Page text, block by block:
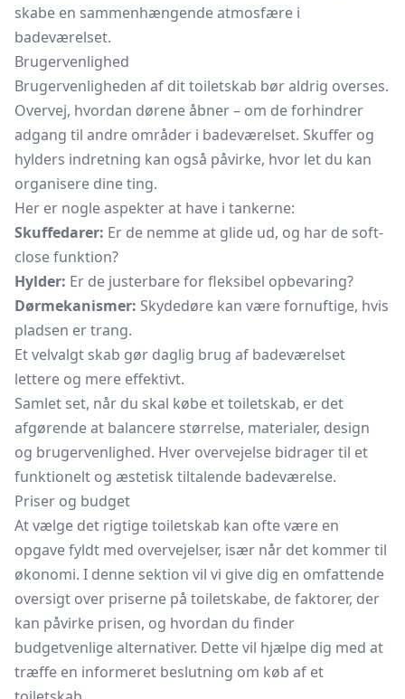
skabe en sammenhængende atmosfære i
badeværelset.
Brugervenlighed
Brugervenligheden af dit toiletskab bør aldrig overses.
Overvej, hvordan dørene åbner – om de forhindrer
adgang til andre områder i badeværelset. Skuffer og
hylders indretning kan også påvirke, hvor let du kan
organisere dine ting.
Her er nogle aspekter at have i tankerne:
Skuffedarer: Er de nemme at glide ud, og har de soft-
close funktion?
Hylder: Er de justerbare for fleksibel opbevaring?
Dørmekanismer: Skydedøre kan være fornuftige, hvis
pladsen er trang.
Et velvalgt skab gør daglig brug af badeværelset
lettere og mere effektivt.
Samlet set, når du skal købe et toiletskab, er det
afgørende at balancere størrelse, materialer, design
og brugervenlighed. Hver overvejelse bidrager til et
funktionelt og æstetisk tiltalende badeværelse.
Priser og budget
At vælge det rigtige toiletskab kan ofte være en
opgave fyldt med overvejelser, især når det kommer til
økonomi. I denne sektion vil vi give dig en omfattende
oversigt over priserne på toiletskabe, de faktorer, der
kan påvirke prisen, og hvordan du finder
budgetvenlige alternativer. Dette vil hjælpe dig med at
træffe en informeret beslutning om køb af et